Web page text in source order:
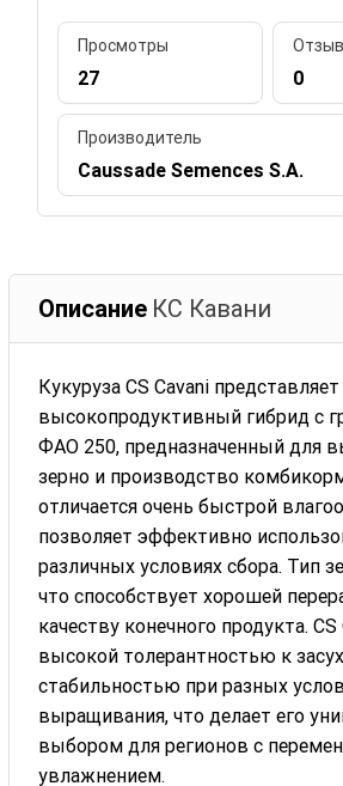
Просмотры
27 0
Производитель
Caussade Semences S.A.
Описание КС Кавани
Кукуруза CS Cavani
высокопродуктивный гибрид с
ФАО 250, предназначенный для
зерно и производство
отличается очень быстрой
позволяет эффективно
различных условиях сбора. Тип
что способствует хорошей
качеству конечного продукта.
высокой толерантностью к
стабильностью при разных
выращивания, что делает его
выбором для регионов с
увлажнением.